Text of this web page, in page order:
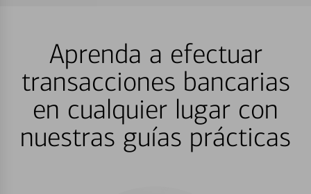
Aprenda a efectuar
transacciones bancarias
en cualquier lugar con
nuestras guías prácticas